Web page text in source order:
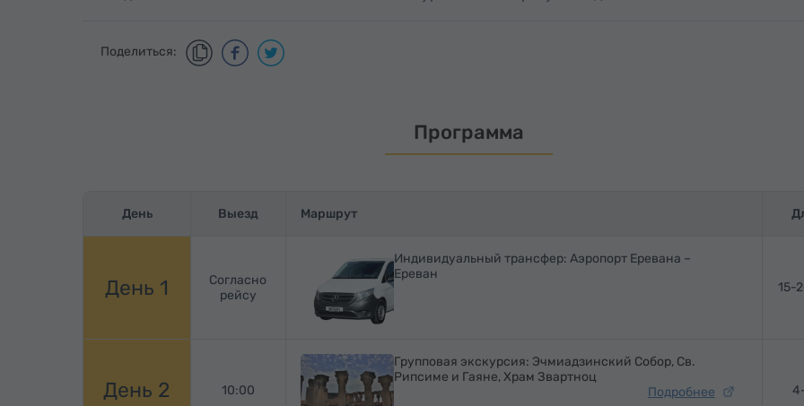
Поделиться:
Программа
День Выезд Маршрут
День 1
Согласно
рейсу
Индивидуальный трансфер: Аэропорт Еревана –
Ереван
15-
День 2 10:00
Групповая экскурсия: Эчмиадзинский Собор, Св.
Рипсиме и Гаяне, Храм Звартноц
Подробнее